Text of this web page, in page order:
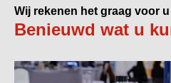
Wij rekenen het graag voor
Benieuwd wat u